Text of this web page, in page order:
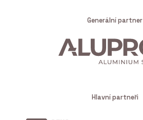
Generální partner
Hlavní partneři